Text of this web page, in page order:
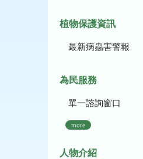
植物保護資訊
最新病蟲害警報
為民服務
單一諮詢窗口
more
人物介紹